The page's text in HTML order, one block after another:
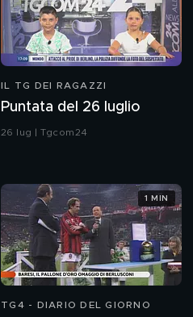
IL TG DEI RAGAZZI
Puntata del 26 luglio
26 lug | Tgcom24
TG4 - DIARIO DEL GIORNO
1 MIN